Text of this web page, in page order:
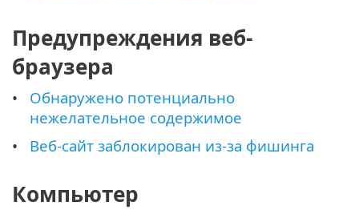
Предупреждения веб-
браузера
Обнаружено потенциально
нежелательное содержимое
Веб-сайт заблокирован из-за фишинга
Компьютер